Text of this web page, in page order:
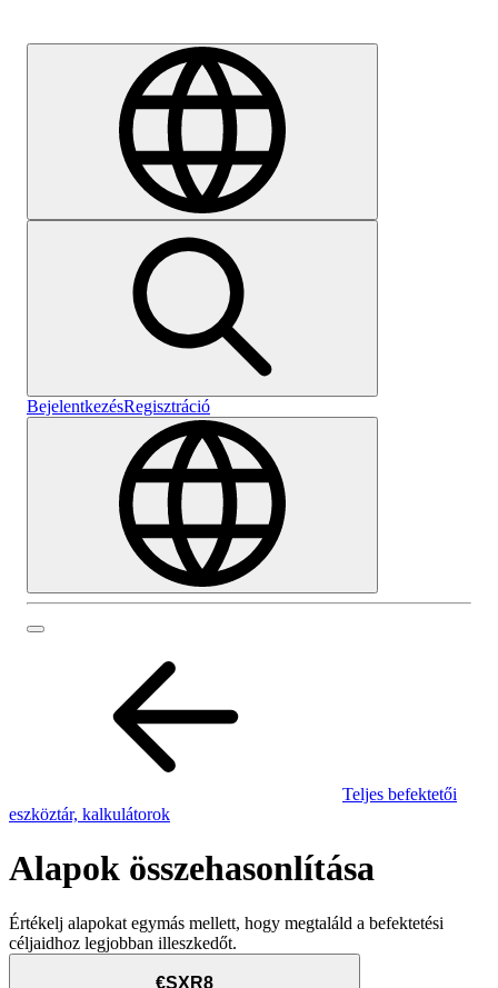
BejelentkezésRegisztráció
Teljes befektetői
eszköztár, kalkulátorok
Alapok összehasonlítása
Értékelj alapokat egymás mellett, hogy megtaláld a befektetési
céljaidhoz legjobban illeszkedőt.
€SXR8